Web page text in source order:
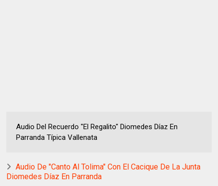
Audio Del Recuerdo "El Regalito" Diomedes Díaz En
Parranda Típica Vallenata
Audio De "Canto Al Tolima" Con El Cacique De La Junta
Diomedes Díaz En Parranda